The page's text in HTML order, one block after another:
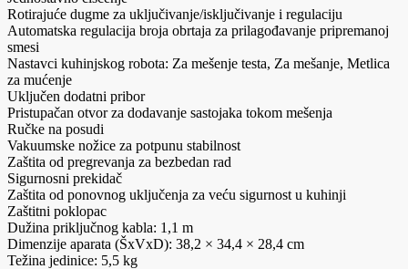
Rotirajuće dugme za uključivanje/isključivanje i regulaciju
Automatska regulacija broja obrtaja za prilagođavanje pripremanoj
smesi
Nastavci kuhinjskog robota: Za mešenje testa, Za mešanje, Metlica
za mućenje
Uključen dodatni pribor
Pristupačan otvor za dodavanje sastojaka tokom mešenja
Ručke na posudi
Vakuumske nožice za potpunu stabilnost
Zaštita od pregrevanja za bezbedan rad
Sigurnosni prekidač
Zaštita od ponovnog uključenja za veću sigurnost u kuhinji
Zaštitni poklopac
Dužina priključnog kabla: 1,1 m
Dimenzije aparata (ŠxVxD): 38,2 × 34,4 × 28,4 cm
Težina jedinice: 5,5 kg